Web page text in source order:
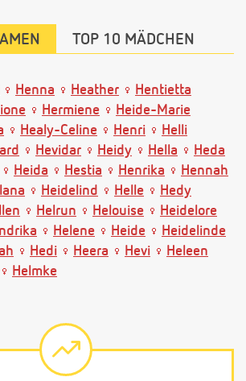
TOP 10 MÄDCHEN
Henna Heather
Hentietta
Hermiene
Heide-Marie
Healy-Celine Henri
Helli
Hevidar Heidy Hella
Heda
Heida Hestia Henrika
Hennah
Heidelind Helle
Hedy
Helrun Helouise
Heidelore
Helene Heide
Heidelinde
Hedi Heera Hevi
Heleen
Helmke